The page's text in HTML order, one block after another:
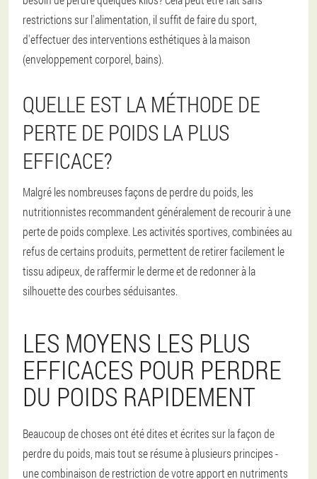
restrictions sur l'alimentation, il suffit de faire du sport,
d'effectuer des interventions esthétiques à la maison
(enveloppement corporel, bains).
QUELLE EST LA MÉTHODE DE
PERTE DE POIDS LA PLUS
EFFICACE?
Malgré les nombreuses façons de perdre du poids, les
nutritionnistes recommandent généralement de recourir à une
perte de poids complexe. Les activités sportives, combinées au
refus de certains produits, permettent de retirer facilement le
tissu adipeux, de raffermir le derme et de redonner à la
silhouette des courbes séduisantes.
LES MOYENS LES PLUS
EFFICACES POUR PERDRE
DU POIDS RAPIDEMENT
Beaucoup de choses ont été dites et écrites sur la façon de
perdre du poids, mais tout se résume à plusieurs principes -
une combinaison de restriction de votre apport en nutriments